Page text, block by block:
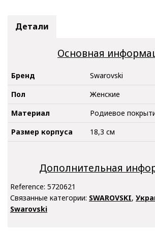
Детали
Основная
Бренд
Swarovski
Пол
Женские
Материал
Родиевое
Размер корпуса
18,3 см
Дополнительная
Reference: 5720621
Связанные категории: SWAROVSKI,
Swarovski